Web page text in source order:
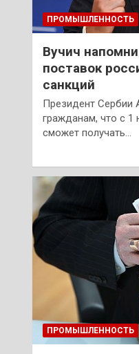
ПРОМЫШЛЕННОСТЬ
Вучич
поставок
санкций
Президент Сербии
гражданам, что с 1
сможет получать…
ПРОМЫШЛЕННОСТЬ